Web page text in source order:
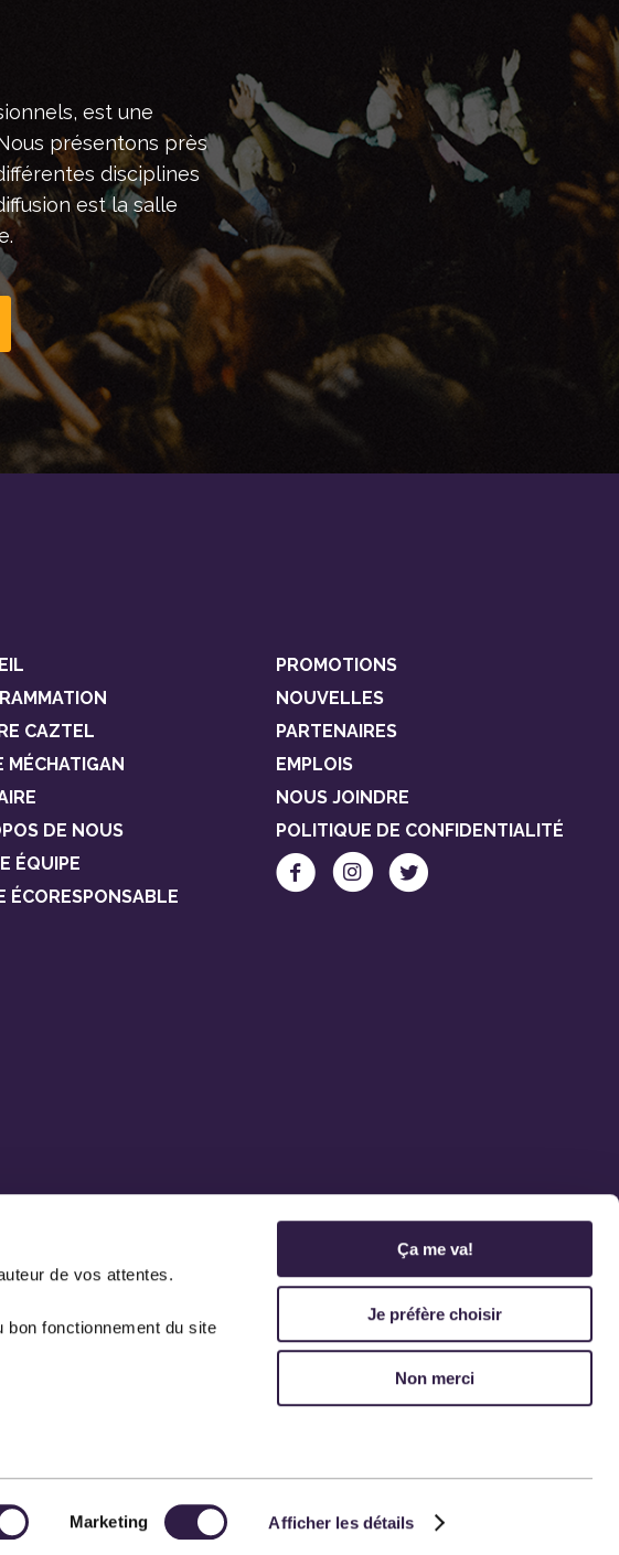
de vos attentes.
fonctionnement du site
Marketing Afficher les détails
Ça me va!
Je préfère choisir
Non merci
est une
présentons près
disciplines
est la salle
CAZTEL
MÉCHATIGAN
DE NOUS
ÉQUIPE
ÉCORESPONSABLE
PROMOTIONS
NOUVELLES
PARTENAIRES
EMPLOIS
NOUS JOINDRE
POLITIQUE DE CONFIDENTIALITÉ